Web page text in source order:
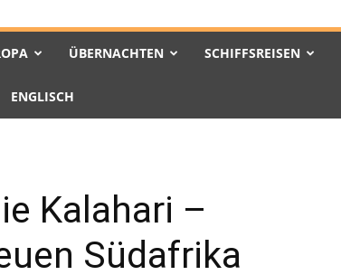
ÜBERNACHTEN SCHIFFSREISEN
ENGLISCH
Kalahari –
Südafrika